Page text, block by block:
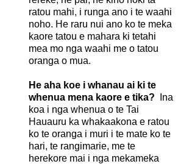
ratou mahi, i runga ano i te waahi
noho. He raru nui ano ko te meka
kaore tatou e mahara ki tetahi
mea mo nga waahi me o tatou
oranga o mua.
He aha koe i whanau ai ki te
whenua mena kaore e tika?
Ina
koa i nga whenua o te Tai
Hauauru ka whakaakona e ratou
ko te oranga i muri i te mate ko te
hari, te rangimarie, me te
herekore mai i nga mekameka